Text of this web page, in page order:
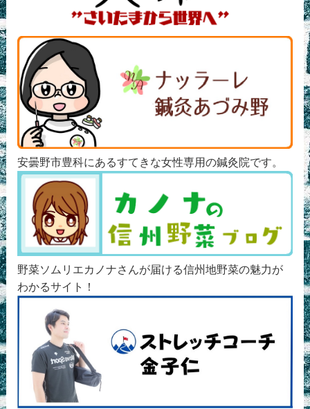
安曇野市豊科にあるすてきな女性専用の鍼灸院です。
野菜ソムリエカノナさんが届ける信州地野菜の魅力が
わかるサイト！